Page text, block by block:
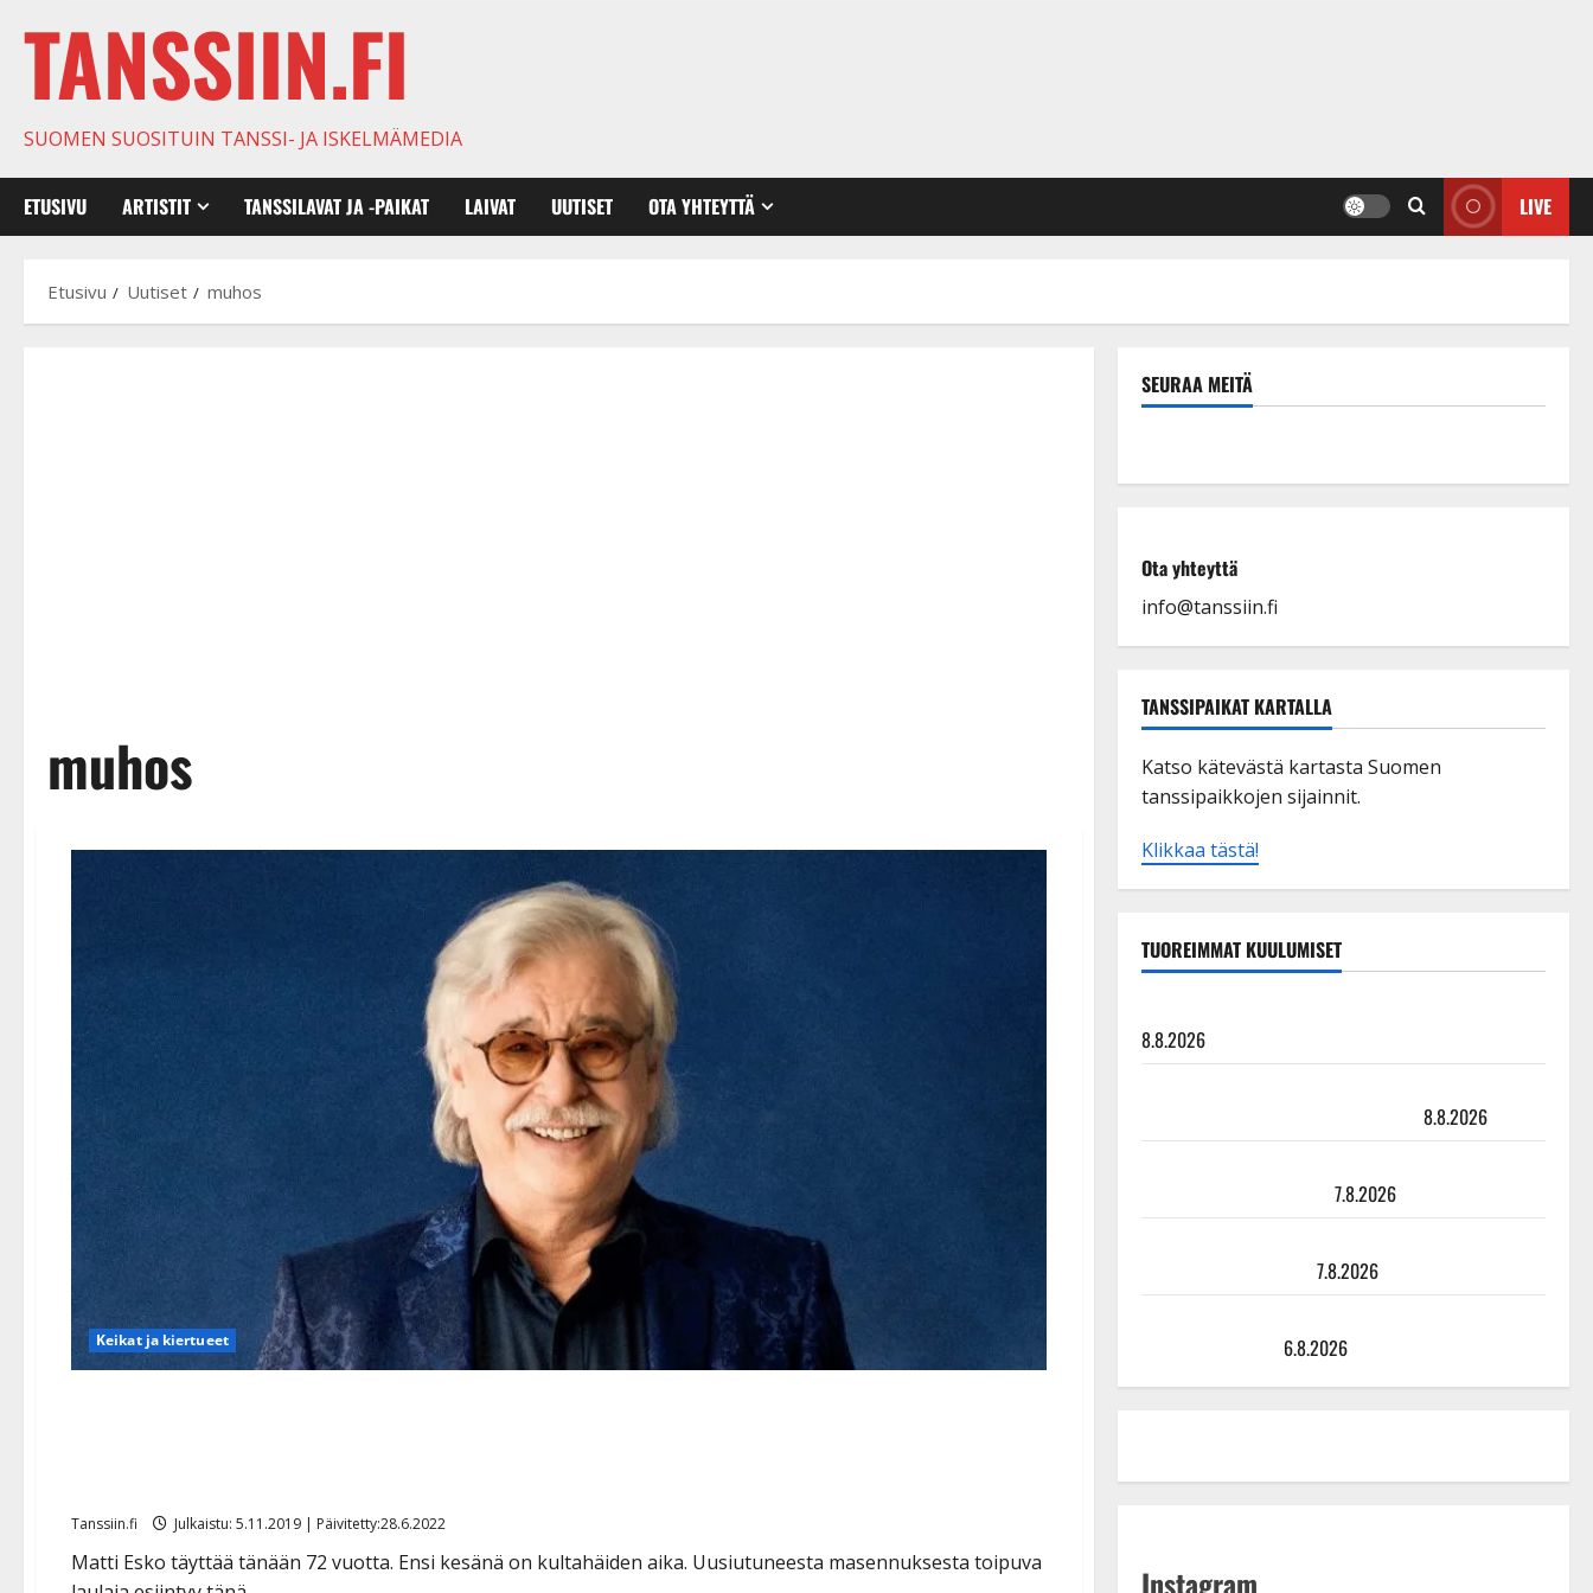
TANSSIIN.FI
SUOMEN SUOSITUIN TANSSI- JA ISKELMÄMEDIA
ETUSIVU ARTISTIT TANSSILAVAT JA -PAIKAT LAIVAT UUTISET OTA YHTEYTTÄ LIVE
Etusivu Uutiset muhos
muhos
Keikat ja kiertueet
Tanssiin.fi Julkaistu: 5.11.2019 | Päivitetty:28.6.2022
Matti Esko täyttää tänään 72 vuotta. Ensi kesänä on kultahäiden aika. Uusiutuneesta masennuksesta toipuva
SEURAA MEITÄ
Ota yhteyttä
info@tanssiin.fi
TANSSIPAIKAT KARTALLA
Katso kätevästä kartasta Suomen
tanssipaikkojen sijainnit.
Klikkaa tästä!
TUOREIMMAT KUULUMISET
8.8.2026
8.8.2026
7.8.2026
7.8.2026
6.8.2026
Instagram